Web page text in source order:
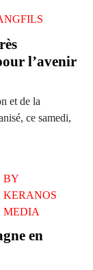
l’avenir
et de la
ce samedi,
BY
KERANOS
MEDIA
en